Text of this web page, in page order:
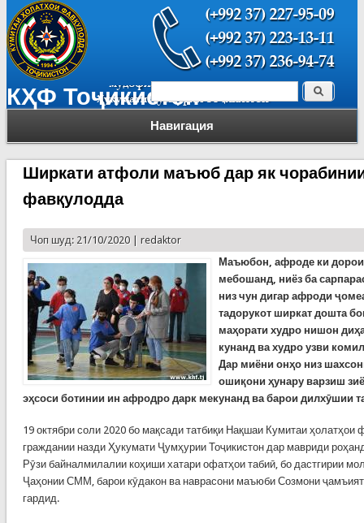
КҲФ Тоҷикистон
Навигация
Форма поиска Поиск
Ширкати атфоли маъюб дар як
фавқулодда
Чоп шуд: 21/10/2020 | redaktor
Маъюбон, афроде ки
мебошанд, ниёз ба
низ чун дигар афроди
тадорукот ширкат дошта
маҳорати худро нишон
кунанд ва худро узви
Дар миёни онҳо низ
ошиқони ҳунару варзиш
эҳсоси ботинии ин афродро дарк мекунанд ва барои дилхӯшии
19 октябри соли 2020 бо мақсади татбиқи Нақшаи Кумитаи
граждании назди Ҳукумати Ҷумҳурии Тоҷикистон дар мавриди
Рӯзи байналмилалии коҳиши хатари офатҳои табиӣ, бо дастгирии
Ҷаҳонии СММ, барои кӯдакон ва наврасони маъюби Созмони
гардид.